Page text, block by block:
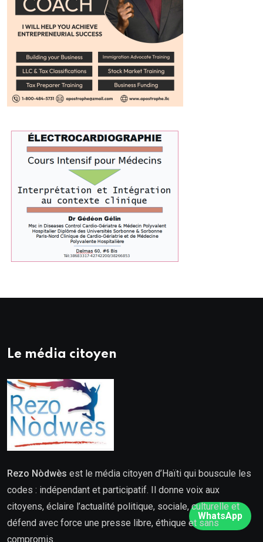
WhatsApp
Le média citoyen
Rezo Nòdwès est le média citoyen d’Haïti qui bouscule les
codes : indépendant et participatif. Il donne voix aux
citoyens, éclaire l’actualité politique, sociale, culturelle et
défend avec force une presse libre, éthique et sans
compromis.